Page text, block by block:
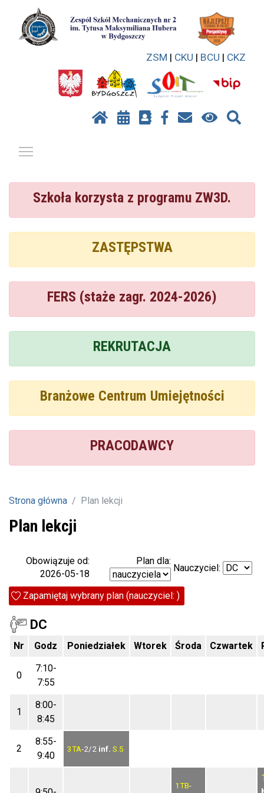
ZSM | CKU | BCU | CKZ
Szkoła korzysta z programu ZW3D.
ZASTĘPSTWA
FERS (staże zagr. 2024-2026)
REKRUTACJA
Branżowe Centrum Umiejętności
PRACODAWCY
Strona główna Plan lekcji
Plan lekcji
Obowiązuje od:
2026-05-18
Plan dla:
Nauczyciel:
Zapamiętaj wybrany plan (nauczyciel: )
DC
Nr Godz Poniedziałek Wtorek Środa Czwartek
0
7:10-
7:55
1
8:00-
8:45
2
8:55-
9:40
3TA-2/2 inf. S.5
1TB-